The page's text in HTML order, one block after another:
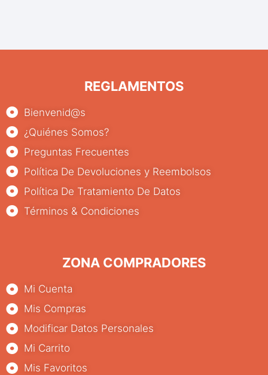
REGLAMENTOS
Bienvenid@s
¿Quiénes Somos?
Preguntas Frecuentes
Política De Devoluciones y Reembolsos
Política De Tratamiento De Datos
Términos & Condiciones
ZONA COMPRADORES
Mi Cuenta
Mis Compras
Modificar Datos Personales
Mi Carrito
Mis Favoritos